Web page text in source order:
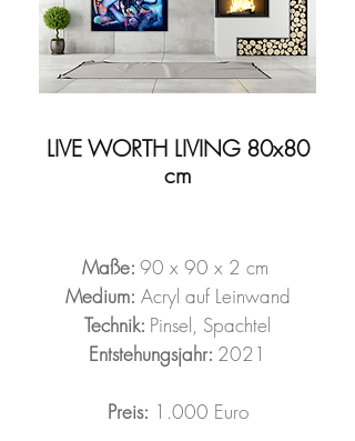
LIVE WORTH LIVING 80x80
cm
Maße: 90 x 90 x 2 cm
Medium: Acryl auf Leinwand
Technik: Pinsel, Spachtel
Entstehungsjahr: 2021
Preis: 1.000 Euro